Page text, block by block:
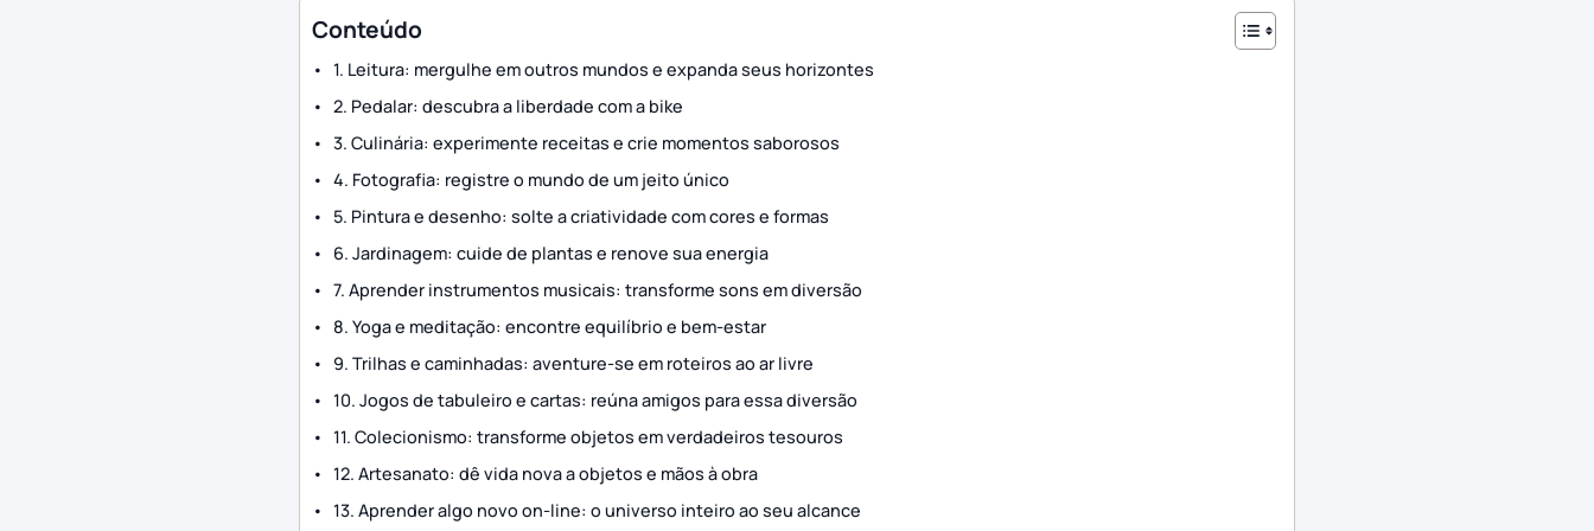
Conteúdo
1. Leitura: mergulhe em outros mundos e expanda seus horizontes
2. Pedalar: descubra a liberdade com a bike
3. Culinária: experimente receitas e crie momentos saborosos
4. Fotografia: registre o mundo de um jeito único
5. Pintura e desenho: solte a criatividade com cores e formas
6. Jardinagem: cuide de plantas e renove sua energia
7. Aprender instrumentos musicais: transforme sons em diversão
8. Yoga e meditação: encontre equilíbrio e bem-estar
9. Trilhas e caminhadas: aventure-se em roteiros ao ar livre
10. Jogos de tabuleiro e cartas: reúna amigos para essa diversão
11. Colecionismo: transforme objetos em verdadeiros tesouros
12. Artesanato: dê vida nova a objetos e mãos à obra
13. Aprender algo novo on-line: o universo inteiro ao seu alcance